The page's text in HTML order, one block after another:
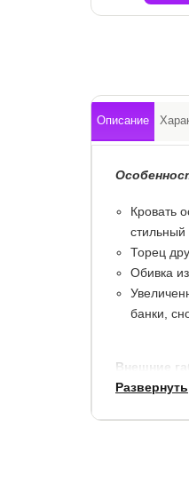
Описание
Кровать
стильный
Торец
Обивка
банки,
Внешние
Развернуть